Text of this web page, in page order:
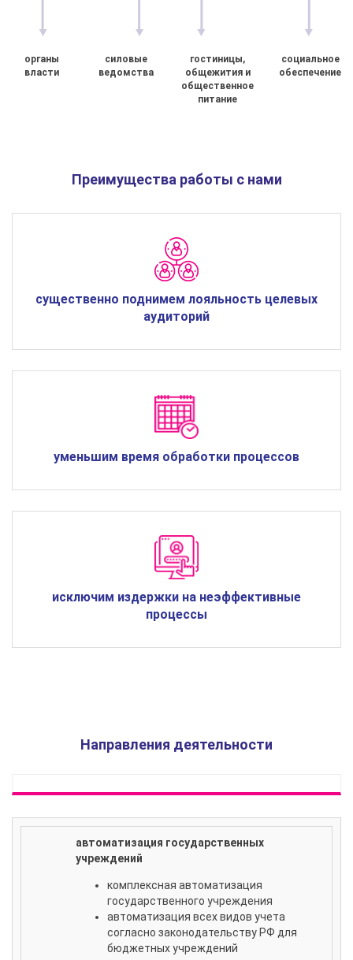
органы
власти
силовые
ведомства
гостиницы,
общежития и
общественное
питание
социальное
обеспечение
Преимущества работы с нами
существенно поднимем лояльность целевых
аудиторий
уменьшим время обработки процессов
исключим издержки на неэффективные
процессы
Направления деятельности
автоматизация государственных
учреждений
комплексная автоматизация
государственного учреждения
автоматизация всех видов учета
согласно законодательству РФ для
бюджетных учреждений